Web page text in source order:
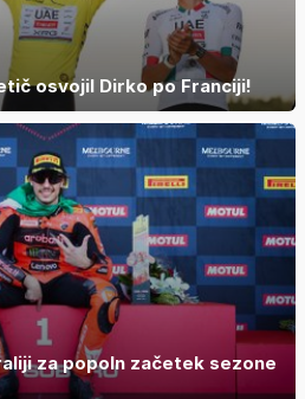
osvojil Dirko po Franciji!
za popoln začetek sezone